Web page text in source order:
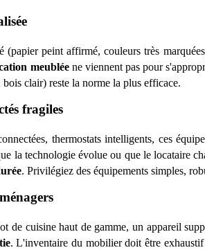
e
(papier peint affirmé, couleurs très
meublée ne viennent pas pour
clair) reste la norme la plus efficace.
fragiles
es, thermostats intelligents, ces
la technologie évolue ou que le locataire
. Privilégiez des équipements simples,
nagers
de cuisine haut de gamme, un appareil
. L'inventaire du mobilier doit être